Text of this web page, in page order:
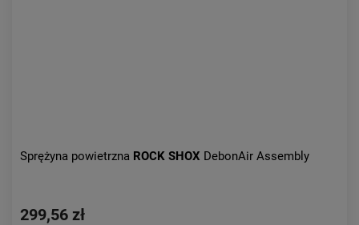
Sprężyna powietrzna ROCK SHOX DebonAir Assembly
299,56 zł